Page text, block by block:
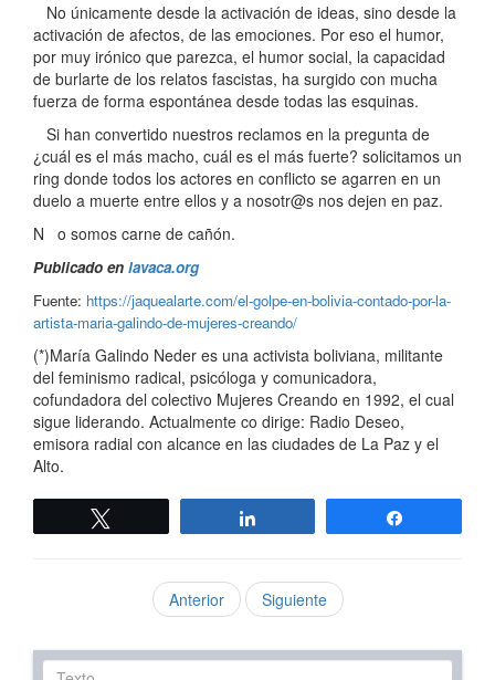
No únicamente desde la activación de ideas, sino desde la
activación de afectos, de las emociones. Por eso el humor,
por muy irónico que parezca, el humor social, la capacidad
de burlarte de los relatos fascistas, ha surgido con mucha
fuerza de forma espontánea desde todas las esquinas.
Si han convertido nuestros reclamos en la pregunta de
¿cuál es el más macho, cuál es el más fuerte? solicitamos un
ring donde todos los actores en conflicto se agarren en un
duelo a muerte entre ellos y a nosotr@s nos dejen en paz.
N o somos carne de cañón.
Publicado en lavaca.org
Fuente: https://jaquealarte.com/el-golpe-en-bolivia-contado-por-la-
artista-maria-galindo-de-mujeres-creando/
(*)María Galindo Neder es una activista boliviana, militante
del feminismo radical, psicóloga y comunicadora,
cofundadora del colectivo Mujeres Creando en 1992, el cual
sigue liderando. Actualmente co dirige: Radio Deseo,
emisora radial con alcance en las ciudades de La Paz y el
Alto.
Anterior Siguiente
Texto